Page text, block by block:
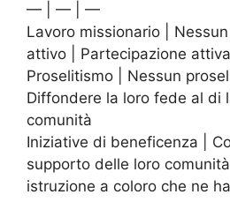
— | — | —
Lavoro missionario |
attivo | Partecipazione
Proselitismo | Nessun
Diffondere la loro fede al di
comunità
Iniziative di beneficenza |
supporto delle loro
istruzione a coloro che ne